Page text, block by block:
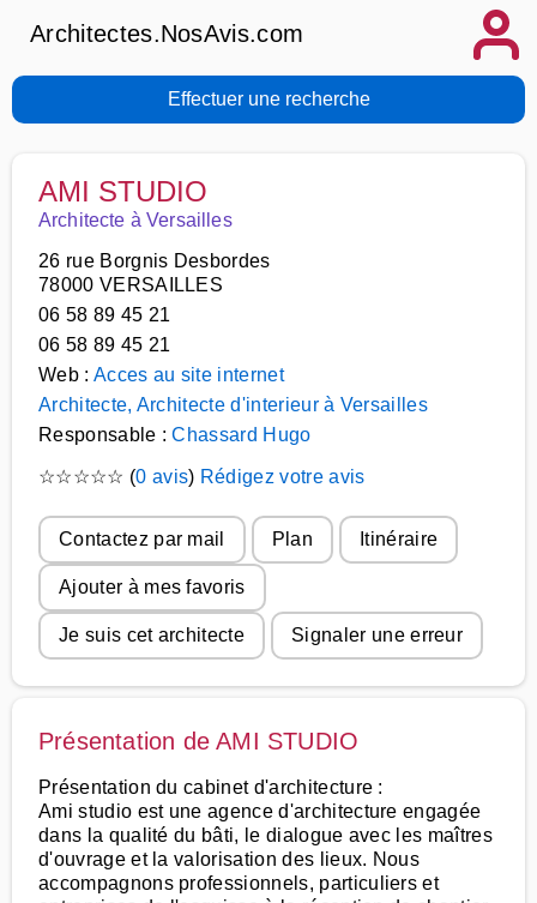
Architectes.NosAvis.com
Effectuer une recherche
AMI STUDIO
Architecte à Versailles
26 rue Borgnis Desbordes
78000 VERSAILLES
06 58 89 45 21
06 58 89 45 21
Web : Acces au site internet
Architecte, Architecte d'interieur à Versailles
Responsable :Chassard Hugo
☆☆☆☆☆ (0 avis) Rédigez votre avis
Contactez par mail Plan Itinéraire
Ajouter à mes favoris
Je suis cet architecte Signaler une erreur
Présentation de AMI STUDIO
Présentation du cabinet d'architecture :
Ami studio est une agence d'architecture engagée
dans la qualité du bâti, le dialogue avec les maîtres
d'ouvrage et la valorisation des lieux. Nous
accompagnons professionnels, particuliers et